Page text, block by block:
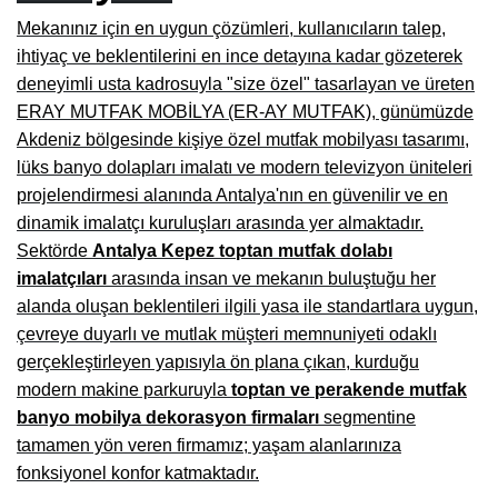
Burdur Mobilya İmalatçıları, Fabrikaları, Mağazaları
Eskişehir Mobilyacılar, Mobilya Mağazaları, Firmaları
Isparta Mobilyacılar, Mobilya Mağazaları, Fabrikaları
Çankırı Mobilyacılar, Mobilya Mağazaları, İmalatçıları
Mersin Mobilyacılar, Mobilya Mağazaları, Üreticileri
Antalya Mobilyacıları, Mobilya Mağazaları, Firmaları
Bolu Mobilyacılar, Mobilya Mağazaları, İmalatçıları
Kırklareli Mobilyacılar, Mobilya Firmaları, Mağazaları
Muğla Mobilyacılar, Mobilya Mağazaları, İmalatçıları
Kastamonu Mobilya Mağazaları, Firmaları
Sakarya Mobilyacılar, Mobilya Mağazaları, İmalatçıları
Mekanınız için en uygun çözümleri, kullanıcıların talep,
ihtiyaç ve beklentilerini en ince detayına kadar gözeterek
deneyimli usta kadrosuyla "size özel" tasarlayan ve üreten
ERAY MUTFAK MOBİLYA (ER-AY MUTFAK), günümüzde
Akdeniz bölgesinde kişiye özel mutfak mobilyası tasarımı,
lüks banyo dolapları imalatı ve modern televizyon üniteleri
projelendirmesi alanında Antalya'nın en güvenilir ve en
dinamik imalatçı kuruluşları arasında yer almaktadır.
Sektörde Antalya Kepez toptan mutfak dolabı
imalatçıları arasında insan ve mekanın buluştuğu her
alanda oluşan beklentileri ilgili yasa ile standartlara uygun,
çevreye duyarlı ve mutlak müşteri memnuniyeti odaklı
gerçekleştirleyen yapısıyla ön plana çıkan, kurduğu
modern makine parkuruyla toptan ve perakende mutfak
banyo mobilya dekorasyon firmaları segmentine
tamamen yön veren firmamız; yaşam alanlarınıza
fonksiyonel konfor katmaktadır.